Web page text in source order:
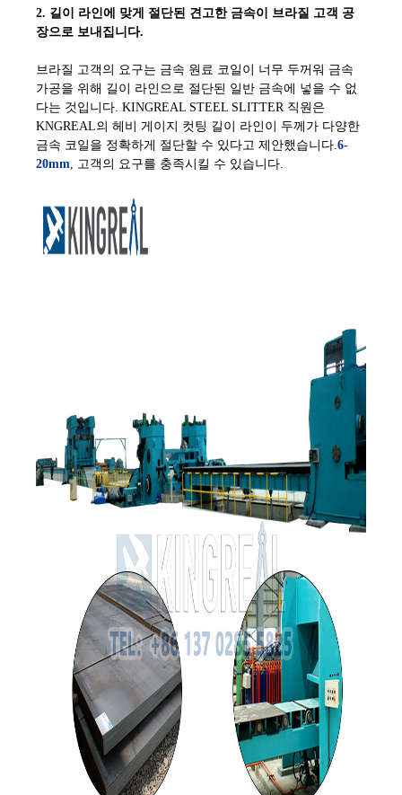
2. 길이 라인에 맞게 절단된 견고한 금속이 브라질 고객 공
장으로 보내집니다.
브라질 고객의 요구는 금속 원료 코일이 너무 두꺼워 금속
가공을 위해 길이 라인으로 절단된 일반 금속에 넣을 수 없
다는 것입니다. KINGREAL STEEL SLITTER 직원은
KNGREAL의 헤비 게이지 컷팅 길이 라인이 두께가 다양한
금속 코일을 정확하게 절단할 수 있다고 제안했습니다. 6-
20mm , 고객의 요구를 충족시킬 수 있습니다.